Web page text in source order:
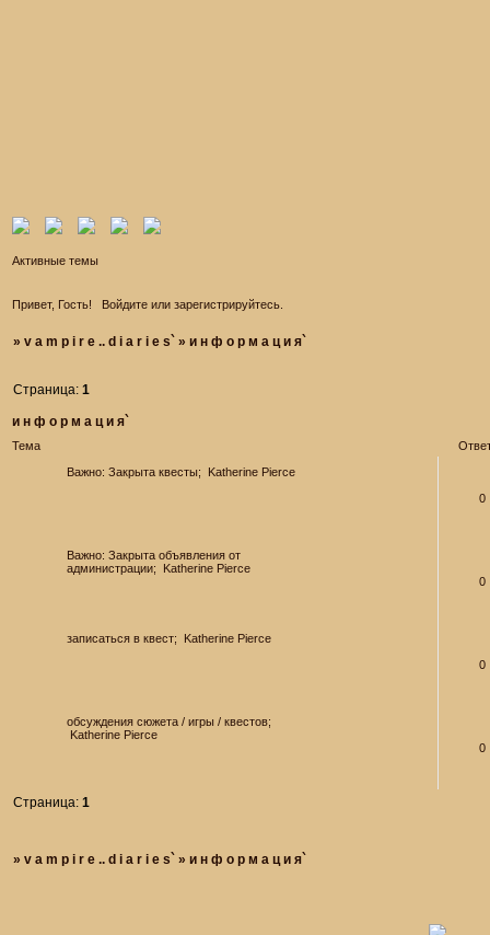
Активные темы
Привет, Гость! Войдитеили зарегистрируйтесь.
»v a m p i r e .. d i a r i e s` »и н ф о р м а ц и я`
и н ф о р м а ц и я`
Страница:1
Тема
Важно: Закрыта квесты;
Katherine Pierce
0
Важно: Закрыта объявления от
администрации;
Katherine Pierce
0
записаться в квест;
Katherine Pierce
0
обсуждения сюжета / игры / квестов;
Katherine Pierce
0
Страница:1
»v a m p i r e .. d i a r i e s` »и н ф о р м а ц и я`